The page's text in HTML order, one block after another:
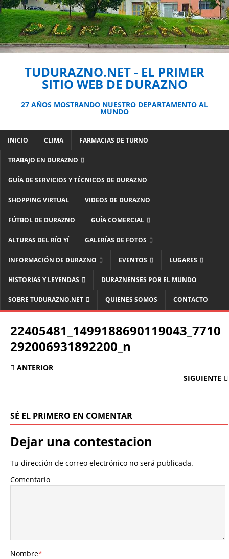
TUDURAZNO.NET - EL PRIMER
SITIO WEB DE DURAZNO
27 AÑOS MOSTRANDO NUESTRO DEPARTAMENTO AL
MUNDO
INICIO CLIMA FARMACIAS DE TURNO
TRABAJO EN DURAZNO
GUÍA DE SERVICIOS Y TÉCNICOS DE DURAZNO
SHOPPING VIRTUAL VIDEOS DE DURAZNO
FÚTBOL DE DURAZNO GUÍA COMERCIAL
ALTURAS DEL RÍO YÍ GALERÍAS DE FOTOS
INFORMACIÓN DE DURAZNO EVENTOS LUGARES
HISTORIAS Y LEYENDAS DURAZNENSES POR EL MUNDO
SOBRE TUDURAZNO.NET QUIENES SOMOS CONTACTO
22405481_1499188690119043_7710
292006931892200_n
ANTERIOR
SIGUIENTE
SÉ EL PRIMERO EN COMENTAR
Dejar una contestacion
Tu dirección de correo electrónico no será publicada.
Comentario
Nombre*